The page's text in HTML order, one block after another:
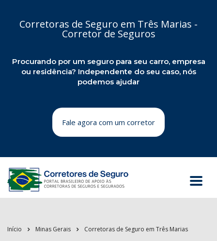
Corretoras de Seguro em Três Marias -
Corretor de Seguros
Procurando por um seguro para seu carro, empresa
ou residência? Independente do seu caso, nós
podemos ajudar
Fale agora com um corretor
Início Minas Gerais Corretoras de Seguro em Três Marias